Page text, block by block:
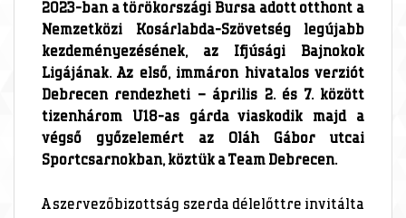
2023-ban a törökországi Bursa adott otthont a
Nemzetközi Kosárlabda-Szövetség legújabb
kezdeményezésének, az Ifjúsági Bajnokok
Ligájának. Az első, immáron hivatalos verziót
Debrecen rendezheti – április 2. és 7. között
tizenhárom U18-as gárda viaskodik majd a
végső győzelemért az Oláh Gábor utcai
Sportcsarnokban, köztük a Team Debrecen.
A szervezőbizottság szerda délelőttre invitálta